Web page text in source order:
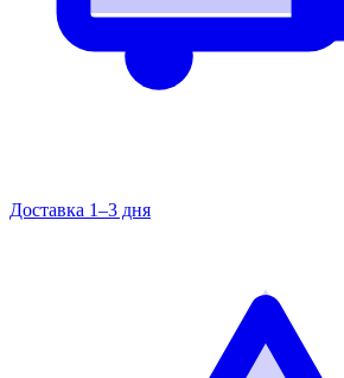
Доставка 1–3 дня